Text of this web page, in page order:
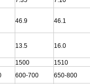
46.9 46.1
13.5 16.0
1500 1510
600-700 650-800